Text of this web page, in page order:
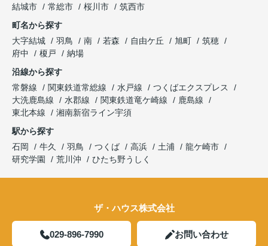
結城市
常総市 桜川市
筑西市
町名から探す
大字結城
羽鳥 南 若森 自由ケ丘 旭町
筑穂
府中
榎戸
納場
沿線から探す
常磐線
関東鉄道常総線 水戸線
つくばエクスプレス
大洗鹿島線
水郡線 関東鉄道竜ケ崎線
鹿島線
東北本線
湘南新宿ライン宇須
駅から探す
石岡
牛久 羽鳥 つくば 高浜 土浦
龍ケ崎市
研究学園
荒川沖 ひたち野うしく
ザ・ハウス株式会社
029-896-7990 お問い合わせ